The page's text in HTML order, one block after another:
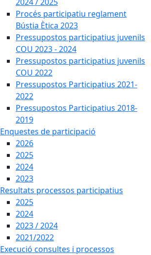
Procés participatiu reglament
Bústia Ètica 2023
Pressupostos participatius juvenils
COU 2023 - 2024
Pressupostos participatius juvenils
COU 2022
Pressupostos Participatius 2021-
2022
Pressupostos Participatius 2018-
2019
Enquestes de participació
2026
2025
2024
2023
Resultats processos participatius
2025
2024
2023 / 2024
2021/2022
Execució consultes i processos